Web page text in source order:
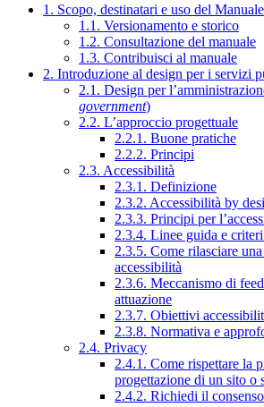
1. Scopo, destinatari e uso del
1.1. Versionamento e storico
1.2. Consultazione del manuale
1.3. Contribuisci al manuale
2. Introduzione al design per i servizi
2.1. Design per
government)
2.2. L’approccio progettuale
2.2.1. Buone pratiche
2.2.2. Principi
2.3. Accessibilità
2.3.1. Definizione
2.3.2. Accessibilità by
2.3.3. Principi per
2.3.4. Linee guida e
2.3.5. Come rilasciare
accessibilità
2.3.6. Meccanismo di
attuazione
2.3.7. Obiettivi
2.3.8. Normativa e
2.4. Privacy
2.4.1. Come rispettare la
progettazione di un sito o
2.4.2. Richiedi il